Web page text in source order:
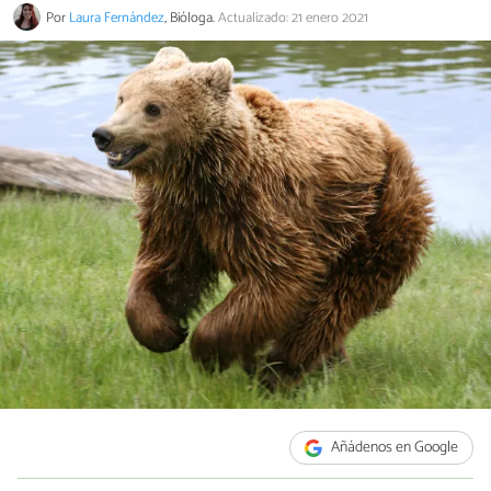
PorLaura Fernández, Bióloga.Actualizado: 21 enero 2021
Añádenos en Google